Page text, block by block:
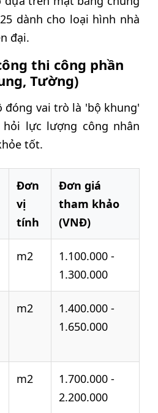
dành cho loại hình nhà
đại.
thi công phần
Tường)
đóng vai trò là 'bộ khung'
lực lượng công nhân
tốt.
Đơn
vị
tính
Đơn giá
tham khảo
(VNĐ)
m2
1.100.000 -
1.300.000
m2
1.400.000 -
1.650.000
m2
1.700.000 -
2.200.000